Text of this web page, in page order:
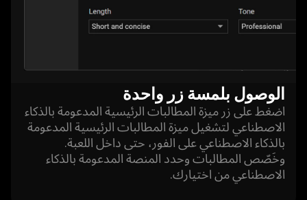
الوصول بلمسة زر واحدة
اضغط على زر ميزة المطالبات الرئيسية المدعومة بالذكاء
الاصطناعي لتشغيل ميزة المطالبات الرئيسية المدعومة
بالذكاء الاصطناعي على الفور، حتى داخل اللعبة.
وخَصّص المطالبات وحدد المنصة المدعومة بالذكاء
الاصطناعي من اختيارك.